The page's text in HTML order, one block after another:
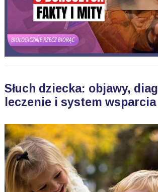
Słuch dziecka: objawy,
leczenie i system